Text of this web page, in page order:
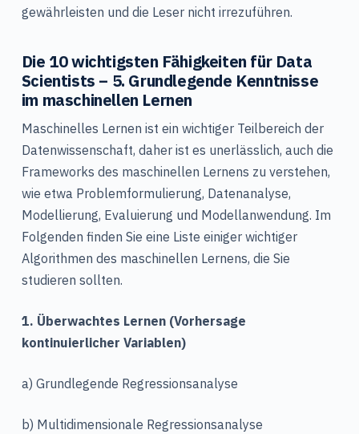
gewährleisten und die Leser nicht irrezuführen.
Die 10 wichtigsten Fähigkeiten für Data
Scientists – 5. Grundlegende Kenntnisse
im maschinellen Lernen
Maschinelles Lernen ist ein wichtiger Teilbereich der
Datenwissenschaft, daher ist es unerlässlich, auch die
Frameworks des maschinellen Lernens zu verstehen,
wie etwa Problemformulierung, Datenanalyse,
Modellierung, Evaluierung und Modellanwendung. Im
Folgenden finden Sie eine Liste einiger wichtiger
Algorithmen des maschinellen Lernens, die Sie
studieren sollten.
1. Überwachtes Lernen (Vorhersage
kontinuierlicher Variablen)
a) Grundlegende Regressionsanalyse
b) Multidimensionale Regressionsanalyse